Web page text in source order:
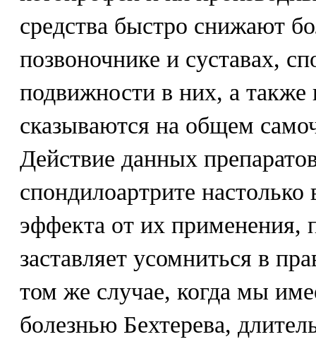
средства быстро снижают
позвоночнике и суставах,
подвижности в них, а также
сказываются на общем
Действие данных
спондилоартрите настолько
эффекта от их применения,
заставляет усомниться в
том же случае, когда мы
болезнью Бехтерева,